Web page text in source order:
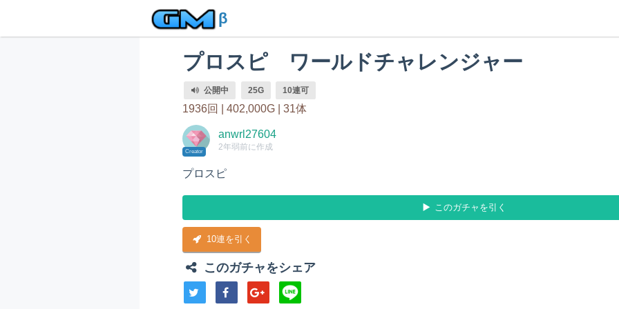
β
プロスピ ワールドチャレンジャー
公開中 25G 10連可
1936回 | 402,000G | 31体
Creator
anwrl27604
2年弱前に作成
プロスピ
このガチャを引く
10連を引く
このガチャをシェア